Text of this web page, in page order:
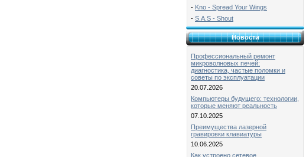
- Kno - Spread Your Wings
- S.A.S - Shout
Новости
Профессиональный ремонт
микроволновых печей:
диагностика, частые поломки и
советы по эксплуатации
20.07.2026
Компьютеры будущего: технологии,
которые меняют реальность
07.10.2025
Преимущества лазерной
гравировки клавиатуры
10.06.2025
Как устроено сетевое